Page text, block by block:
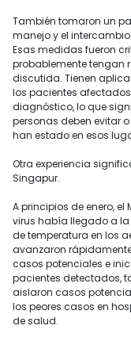
También tomaron un
manejo y el
Esas medidas fueron
probablemente tengan
discutida. Tienen
los pacientes
diagnóstico, lo que
personas deben evitar
han estado en esos
Otra experiencia
Singapur.
A principios de enero,
virus había llegado a la
de temperatura en los
avanzaron
casos potenciales e
pacientes detectados,
aislaron casos
los peores casos en
de salud.